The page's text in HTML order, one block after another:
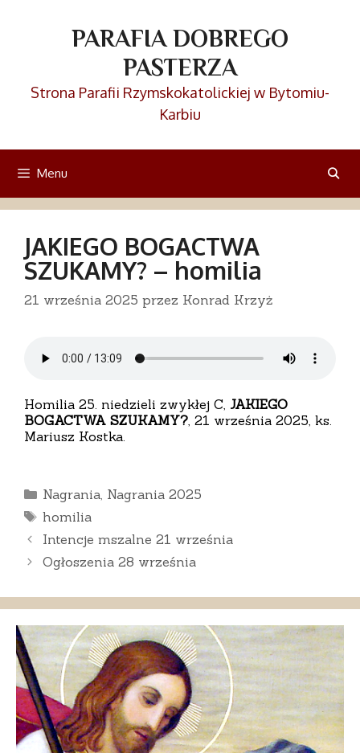
PARAFIA DOBREGO
PASTERZA
Strona Parafii Rzymskokatolickiej w Bytomiu-
Karbiu
Menu
JAKIEGO BOGACTWA
SZUKAMY? – homilia
21 września 2025 przez Konrad Krzyż
Homilia 25. niedzieli zwykłej C, JAKIEGO
BOGACTWA SZUKAMY?, 21 września 2025, ks.
Mariusz Kostka.
Kategorie
Nagrania, Nagrania 2025
Tagi
homilia
Intencje mszalne 21 września
Ogłoszenia 28 września